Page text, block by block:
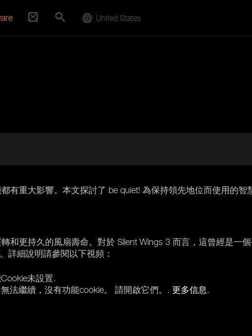
United States
有重大影響。本文探討了 be quiet! 為保持領先地位而使用的智
和更持久的風扇壽命。對於 Silent Wings 3 而言，這曾經是一
詳細說明請參閱以下視頻：
未設置.
法繼續，沒有功能cookie。 請開啟它們。.更多信息.